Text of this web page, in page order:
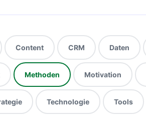
Content CRM Daten
Methoden Motivation
Technologie Tools